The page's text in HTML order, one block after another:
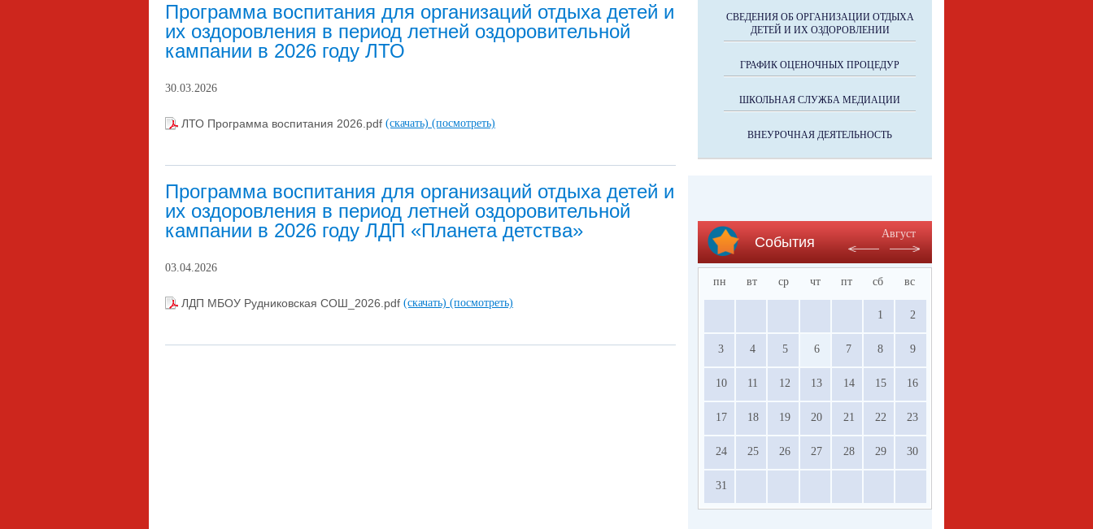
Программа воспитания для организаций отдыха детей и
их оздоровления в период летней оздоровительной
кампании в 2026 году ЛТО
30.03.2026
ЛТО Программа воспитания 2026.pdf (скачать) (посмотреть)
Программа воспитания для организаций отдыха детей и
их оздоровления в период летней оздоровительной
кампании в 2026 году ЛДП «Планета детства»
03.04.2026
ЛДП МБОУ Рудниковская СОШ_2026.pdf (скачать) (посмотреть)
СВЕДЕНИЯ ОБ ОРГАНИЗАЦИИ ОТДЫХА
ДЕТЕЙ И ИХ ОЗДОРОВЛЕНИИ
ГРАФИК ОЦЕНОЧНЫХ ПРОЦЕДУР
ШКОЛЬНАЯ СЛУЖБА МЕДИАЦИИ
ВНЕУРОЧНАЯ ДЕЯТЕЛЬНОСТЬ
События
Август
пн вт ср чт пт сб вс
1 2
3 4 5 6 7 8 9
10 11 12 13 14 15 16
17 18 19 20 21 22 23
24 25 26 27 28 29 30
31